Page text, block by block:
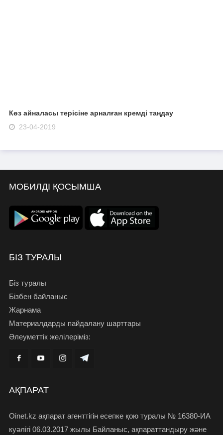
Көз айналасы терісіне арналған кремді таңдау
23-04-2019
МОБИЛДІ ҚОСЫМША
БІЗ ТУРАЛЫ
Біз туралы
Бізбен байланыс
Жарнама
Материалдарды пайдалану шарттары
Әлеуметтік желілеріміз:
АҚПАРАТ
Oinet.kz ақпарат агенттігін есепке қою туралы № 16380-ИА
куәлігі 06.03.2017 жылы Байланыс, ақпараттандыру және